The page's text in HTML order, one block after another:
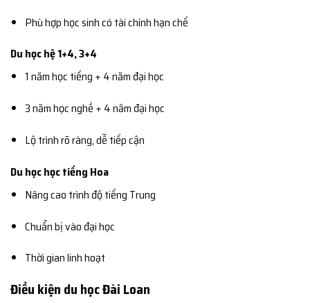
Phù hợp học sinh có tài chính hạn chế
Du học hệ 1+4, 3+4
1 năm học tiếng + 4 năm đại học
3 năm học nghề + 4 năm đại học
Lộ trình rõ ràng, dễ tiếp cận
Du học học tiếng Hoa
Nâng cao trình độ tiếng Trung
Chuẩn bị vào đại học
Thời gian linh hoạt
Điều kiện du học Đài Loan